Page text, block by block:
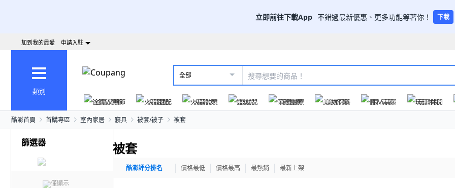
立即前往下載App 不錯過最新優惠、更多功能等著你！ 下載
加到我的最愛 申請入駐
類別
全部
爸氣父親節 火箭速配 火箭跨境 嬰幼兒 保健醫療 美妝保養 個人清潔 玩具休閒
酷澎首頁 首購專區 室內家居 寢具 被套/被子 被套
篩選器
僅顯示
被套
酷澎評分排名 價格最低 價格最高 最熱銷 最新上架